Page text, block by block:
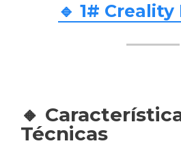
🔹 1#
🔸
Técnicas